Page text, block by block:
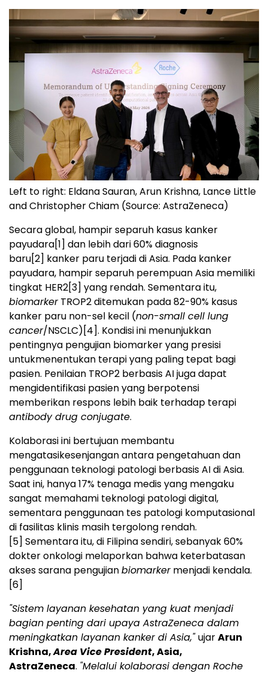
Left to right: Eldana Sauran, Arun Krishna, Lance Little
and Christopher Chiam (Source: AstraZeneca)
Secara global, hampir separuh kasus kanker
payudara[1] dan lebih dari 60% diagnosis
baru[2] kanker paru terjadi di Asia. Pada kanker
payudara, hampir separuh perempuan Asia memiliki
tingkat HER2[3] yang rendah. Sementara itu,
biomarkerTROP2 ditemukan pada 82-90% kasus
kanker paru non-sel kecil (non-small cell lung
cancer/NSCLC)[4]. Kondisi ini menunjukkan
pentingnya pengujian biomarker yang presisi
untukmenentukan terapi yang paling tepat bagi
pasien. Penilaian TROP2 berbasis AI juga dapat
mengidentifikasi pasien yang berpotensi
memberikan respons lebih baik terhadap terapi
antibody drug conjugate.
Kolaborasi ini bertujuan membantu
mengatasikesenjangan antara pengetahuan dan
penggunaan teknologi patologi berbasis AI di Asia.
Saat ini, hanya 17% tenaga medis yang mengaku
sangat memahami teknologi patologi digital,
sementara penggunaan tes patologi komputasional
di fasilitas klinis masih tergolong rendah.
[5] Sementara itu, di Filipina sendiri, sebanyak 60%
dokter onkologi melaporkan bahwa keterbatasan
akses sarana pengujianbiomarkermenjadi kendala.
[6]
"Sistem layanan kesehatan yang kuat menjadi
bagian penting dari upaya AstraZeneca dalam
meningkatkan layanan kanker di Asia,"ujarArun
Krishna,Area Vice President, Asia,
AstraZeneca. "Melalui kolaborasi dengan Roche